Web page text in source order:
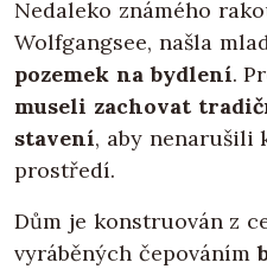
Nedaleko známého
Wolfgangsee, našla
pozemek na bydlení.
museli zachovat
stavení, aby nenarušili
prostředí.
Dům je konstruován z
vyráběných čepováním